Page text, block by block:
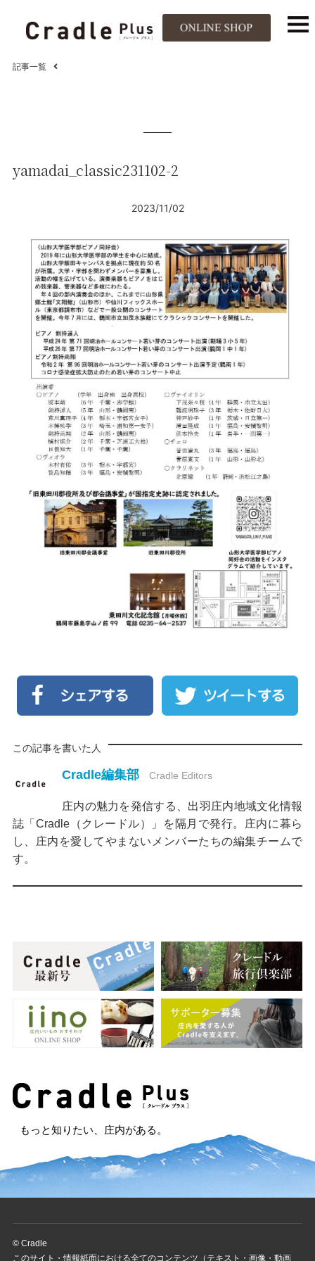
記事一覧
yamadai_classic231102-2
2023/11/02
この記事を書いた人
Cradle編集部 Cradle Editors
庄内の魅力を発信する、出羽庄内地域文化情報
誌「Cradle（クレードル）」を隔月で発行。庄内に暮ら
し、庄内を愛してやまないメンバーたちの編集チームで
す。
もっと知りたい、庄内がある。
© Cradle
このサイト・情報紙面における全てのコンテンツ（テキスト・画像・動画